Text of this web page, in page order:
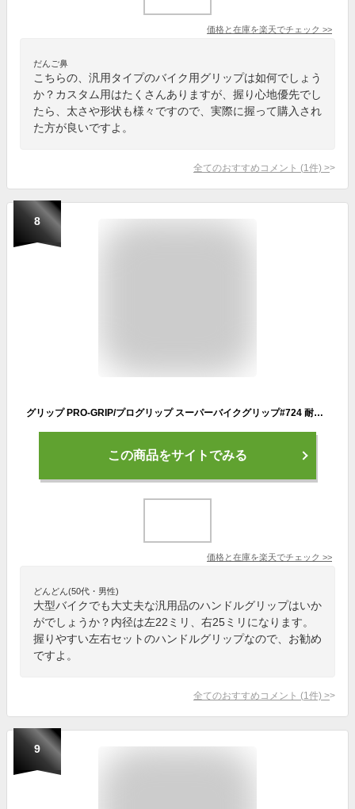
価格と在庫を楽天でチェック >>
だんご鼻
こちらの、汎用タイプのバイク用グリップは如何でしょう
か？カスタム用はたくさんありますが、握り心地優先でし
たら、太さや形状も様々ですので、実際に握って購入され
た方が良いですよ。
全てのおすすめコメント (1 件) >
8
グリップ PRO-GRIP/プログリップ スーパーバイクグリップ#724 耐震GEL 内径:左22mm 右25mm ×120mm 貫通 HONDA/YAMAHA/SUZUKI グリップ 左右セット デイトナ DAYTONA あす楽対応
この商品をサイトでみる
価格と在庫を楽天でチェック >>
どんどん(50代・男性)
大型バイクでも大丈夫な汎用品のハンドルグリップはいか
がでしょうか？内径は左22ミリ、右25ミリになります。
握りやすい左右セットのハンドルグリップなので、お勧め
ですよ。
全てのおすすめコメント (1 件) >
9